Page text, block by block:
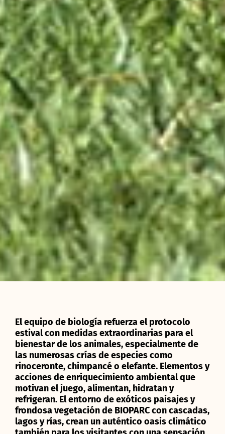
El equipo de biología refuerza el protocolo
estival con medidas extraordinarias para el
bienestar de los animales, especialmente de
las numerosas crías de especies como
rinoceronte, chimpancé o elefante. Elementos y
acciones de enriquecimiento ambiental que
motivan el juego, alimentan, hidratan y
refrigeran. El entorno de exóticos paisajes y
frondosa vegetación de BIOPARC con cascadas,
lagos y rías, crean un auténtico oasis climático